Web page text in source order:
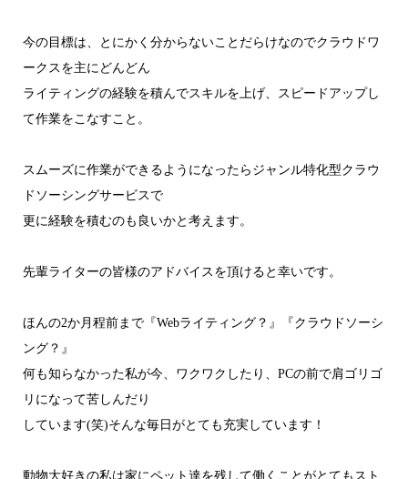
今の目標は、とにかく分からないことだらけなのでクラウドワ
ークスを主にどんどん
ライティングの経験を積んでスキルを上げ、スピードアップし
て作業をこなすこと。
スムーズに作業ができるようになったらジャンル特化型クラウ
ドソーシングサービスで
更に経験を積むのも良いかと考えます。
先輩ライターの皆様のアドバイスを頂けると幸いです。
ほんの2か月程前まで『Webライティング？』『クラウドソーシ
ング？』
何も知らなかった私が今、ワクワクしたり、PCの前で肩ゴリゴ
リになって苦しんだり
しています(笑)そんな毎日がとても充実しています！
動物大好きの私は家にペット達を残して働くことがとてもスト